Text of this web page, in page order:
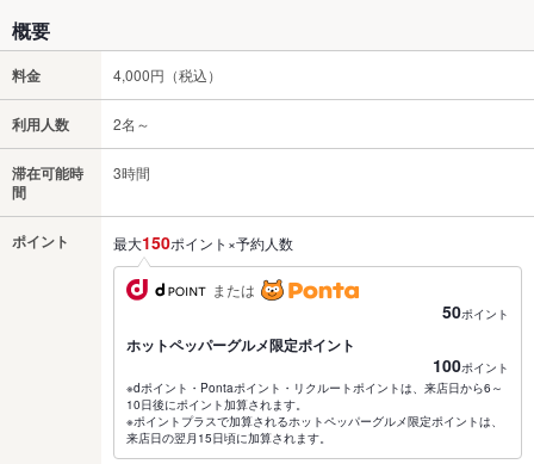
概要
料金 4,000円（税込）
利用人数 2名～
滞在可能時
間
3時間
ポイント 最大150ポイント×予約人数
または
50ポイント
ホットペッパーグルメ限定ポイント
100ポイント
※dポイント・Pontaポイント・リクルートポイントは、来店日から6～
10日後にポイント加算されます。
※ポイントプラスで加算されるホットペッパーグルメ限定ポイントは、
来店日の翌月15日頃に加算されます。